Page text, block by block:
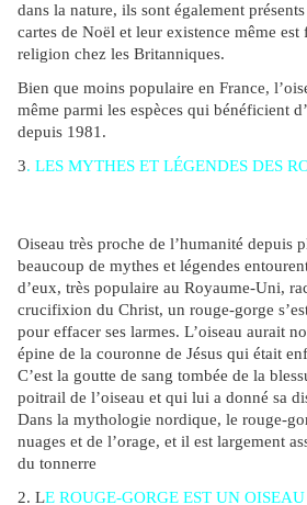
dans la nature, ils sont également
cartes de Noël et leur existence même est
religion chez les Britanniques.
Bien que moins populaire en France,
même parmi les espèces qui bénéficient
depuis 1981.
3. LES MYTHES ET LÉGENDES DES
Oiseau très proche de l’humanité depuis
beaucoup de mythes et légendes
d’eux, très populaire au Royaume-Uni,
crucifixion du Christ, un rouge-gorge
pour effacer ses larmes. L’oiseau aurait
épine de la couronne de Jésus qui était
C’est la goutte de sang tombée de la
poitrail de l’oiseau et qui lui a donné sa
Dans la mythologie nordique, le rouge-
nuages et de l’orage, et il est largement
du tonnerre
2. LE ROUGE-GORGE EST UN